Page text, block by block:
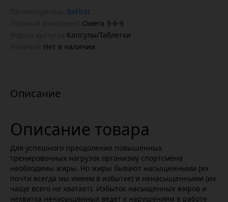
BeFirst
Омега 3-6-9
Капсулы/Таблетки
Нет в наличии
Описание товара
Для успешного преодоления повышенных
тренировочных нагрузок организму спортсмена
необходимы жиры. Но жиры бывают насыщенными (их
почти всегда мы имеем в избытке) и ненасыщенными (их
чаще всего не хватает). Избыток насыщенных жиров и
нехватка ненасыщенных ведет к нарушениям в работе